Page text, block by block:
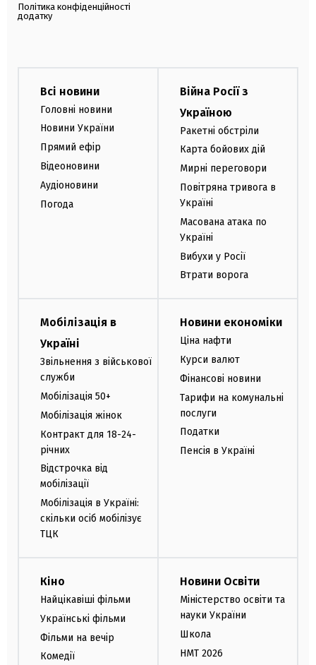
Політика конфіденційності
додатку
Всі новини
Головні новини
Новини України
Прямий ефір
Відеоновини
Аудіоновини
Погода
Війна Росії з
Україною
Ракетні обстріли
Карта бойових дій
Мирні переговори
Повітряна тривога в
Україні
Масована атака по
Україні
Вибухи у Росії
Втрати ворога
Мобілізація в
Україні
Звільнення з військової
служби
Мобілізація 50+
Мобілізація жінок
Контракт для 18-24-
річних
Відстрочка від
мобілізації
Мобілізація в Україні:
скільки осіб мобілізує
ТЦК
Новини економіки
Ціна нафти
Курси валют
Фінансові новини
Тарифи на комунальні
послуги
Податки
Пенсія в Україні
Кіно
Найцікавіші фільми
Українські фільми
Фільми на вечір
Комедії
Новини Освіти
Міністерство освіти та
науки України
Школа
НМТ 2026